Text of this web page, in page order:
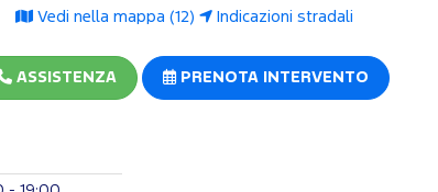
Vedi nella mappa (12) Indicazioni stradali
ASSISTENZA PRENOTA INTERVENTO